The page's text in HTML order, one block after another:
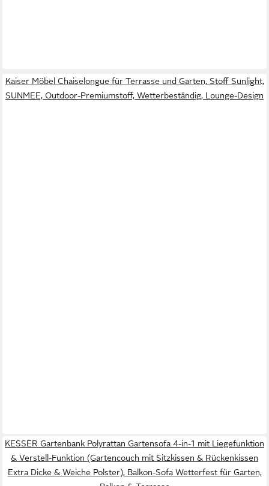
Kaiser Möbel Chaiselongue für Terrasse und Garten, Stoff Sunlight,
SUNMEE, Outdoor-Premiumstoff, Wetterbeständig, Lounge-Design
KESSER Gartenbank Polyrattan Gartensofa 4-in-1 mit Liegefunktion
& Verstell-Funktion (Gartencouch mit Sitzkissen & Rückenkissen
Extra Dicke & Weiche Polster), Balkon-Sofa Wetterfest für Garten,